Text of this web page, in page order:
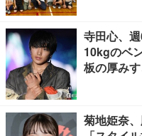
寺田心、
10kgのベ
板の厚み
菊地姫奈